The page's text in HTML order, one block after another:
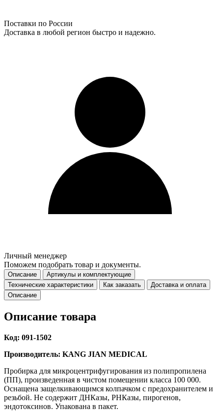
Поставки по России
Доставка в любой регион быстро и надежно.
Личный менеджер
Поможем подобрать товар и документы.
Описание
Артикулы и комплектующие
Технические характеристики
Как заказать
Доставка и оплата
Описание
Описание товара
Код: 091-1502
Производитель: KANG JIAN MEDICAL
Пробирка для микроцентрифугирования из полипропилена
(ПП), произведенная в чистом помещении класса 100 000.
Оснащена защелкивающимся колпачком с предохранителем и
резьбой. Не содержит ДНКазы, РНКазы, пирогенов,
эндотоксинов. Упакована в пакет.